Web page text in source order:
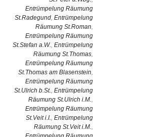
Entrümpelung Räumung
St.Radegund, Entrümpelung
Räumung St.Roman,
Entrümpelung Räumung
St.Stefan a.W., Entrümpelung
Räumung St.Thomas,
Entrümpelung Räumung
St.Thomas am Blasenstein,
Entrümpelung Räumung
St.Ulrich b.St., Entrümpelung
Räumung St.Ulrich i.M.,
Entrümpelung Räumung
St.Veit i.I., Entrümpelung
Räumung St.Veit i.M.,